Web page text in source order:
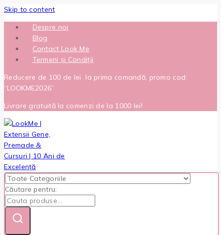
Skip to content
Despre noi
Blog
Contact Look Me
Termeni și Condiții
Reducere de 100 de lei la prima comandă, promo cod:
“LOOKME2026”
Livrare gratuită la comenzi de la 1000 lei!
Căutare pentru: